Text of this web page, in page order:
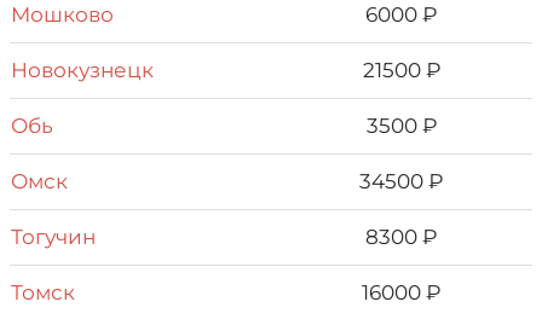
Мошково 6000 ₽
Новокузнецк 21500 ₽
Обь 3500 ₽
Омск 34500 ₽
Тогучин 8300 ₽
Томск 16000 ₽